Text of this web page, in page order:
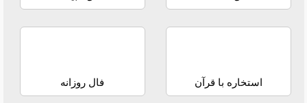
استخاره با قرآن فال روزانه